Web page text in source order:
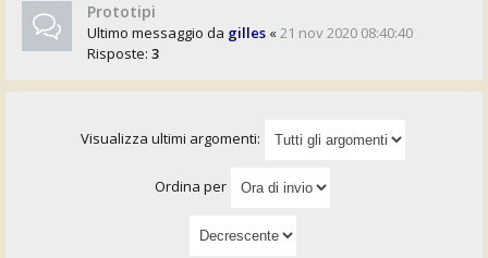
Prototipi
Ultimo messaggio da gilles «21 nov 2020 08:40:40
Risposte: 3
Visualizza ultimi argomenti:
Ordina per